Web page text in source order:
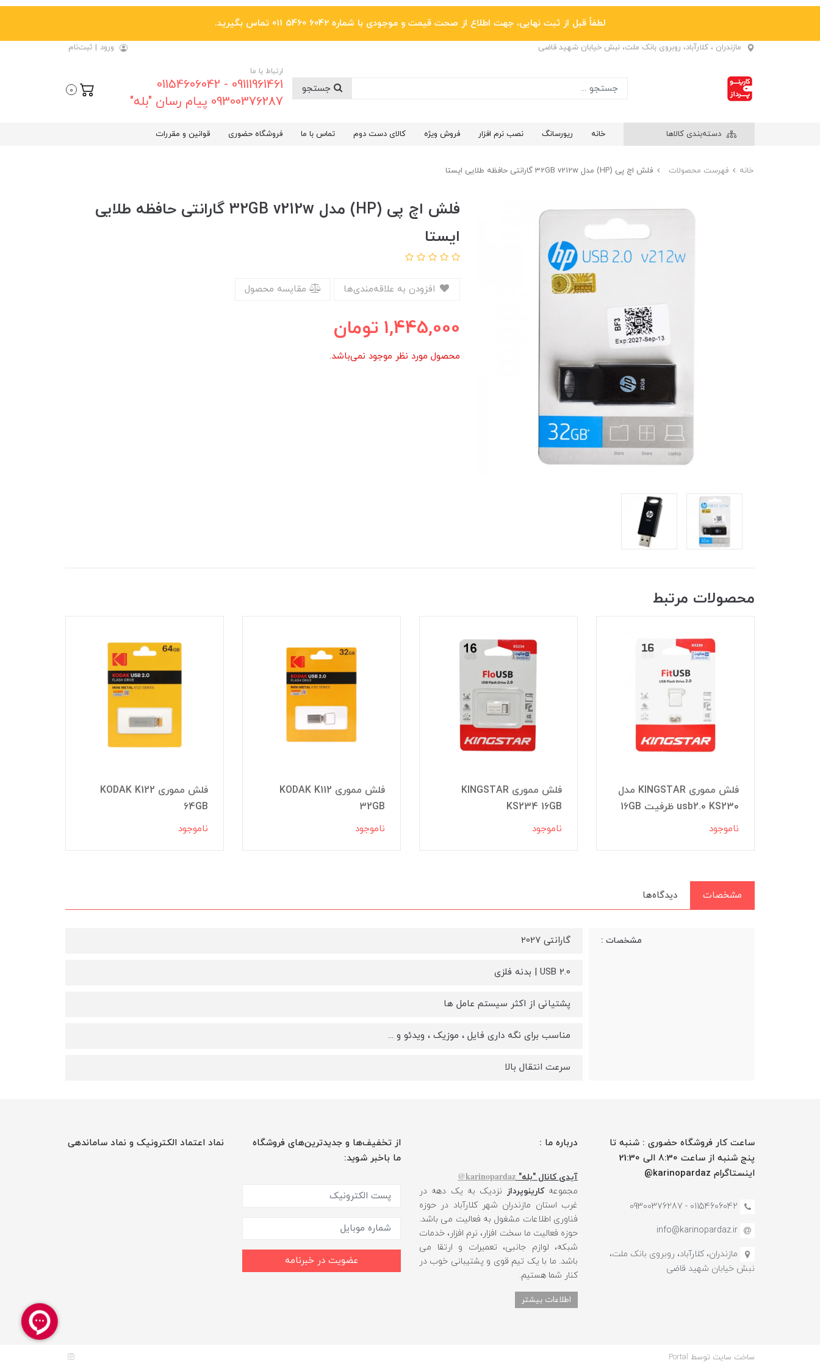
لطفاً قبل از ثبت نهایی، جهت اطلاع از صحت قیمت و موجودی با شماره 6042 5460 011 تماس بگیرید.
مازندران ، کلارآباد، روبروی بانک ملت، نبش خیابان شهید قاضی ورود | ثبت‌نام
ارتباط با ما
09111961461 - 01154606042
09300376287 پیام رسان "بله"
0
دسته‌بندی کالاها خانه ریورسانگ نصب نرم افزار فروش ویژه کالای دست دوم تماس با ما فروشگاه حضوری قوانین و مقررات
خانه فهرست محصولات فلش اچ پی (HP) مدل 32GB v212w گارانتی حافظه طلایی ایستا
فلش اچ پی (HP) مدل 32GB v212w گارانتی حافظه طلایی
ایستا
مقایسه محصول
1,445,000 تومان
محصول مورد نظر موجود نمی‌باشد.
محصولات مرتبط
فلش مموری KINGSTAR مدل
usb2.0 KS230 ظرفیت 16GB
ناموجود
فلش مموری KINGSTAR
KS234 16GB
ناموجود
فلش مموری KODAK K112
32GB
ناموجود
فلش مموری KODAK K122
64GB
ناموجود
مشخصات دیدگاه‌ها
مشخصات : گارانتی 2027
USB 2.0 | بدنه فلزی
پشتیانی از اکثر سیستم عامل ها
مناسب برای نگه داری فایل ، موزیک ، ویدئو و ...
سرعت انتقال بالا
ساعت کار فروشگاه حضوری : شنبه تا
پنج شنبه از ساعت 8:30 الی 21:30
اینستاگرام karinopardaz@
01154606042 - 09300376287
info@karinopardaz.ir
مازندران، کلارآباد، روبروی بانک ملت،
نبش خیابان شهید قاضی
درباره ما :
آیدی کانال "بله" karinopardaz@
مجموعهکارینوپرداز نزدیک به یک دهه در
غرب استان مازندران شهر کلارآباد در حوزه
فناوری اطلاعات مشغول به فعالیت می باشد.
حوزه فعالیت ما سخت افزار، نرم افزار، خدمات
شبکه، لوازم جانبی، تعمیرات و ارتقا می
باشد. ما با یک تیم قوی و پشتیبانی خوب در
کنار شما هستیم.
اطلاعات بیشتر
از تخفیف‌ها و جدیدترین‌های فروشگاه
ما باخبر شوید:
عضویت در خبرنامه
نماد اعتماد الکترونیک و نماد ساماندهی
ساخت سایت توسط Portal